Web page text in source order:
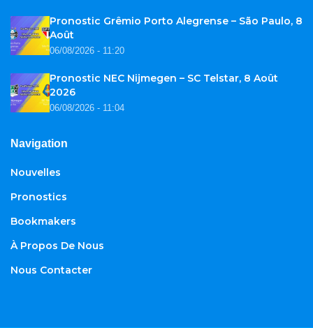
Pronostic Grêmio Porto Alegrense – São Paulo, 8
Août
06/08/2026 - 11:20
Pronostic NEC Nijmegen – SC Telstar, 8 Août
2026
06/08/2026 - 11:04
Navigation
Nouvelles
Pronostics
Bookmakers
À Propos De Nous
Nous Contacter